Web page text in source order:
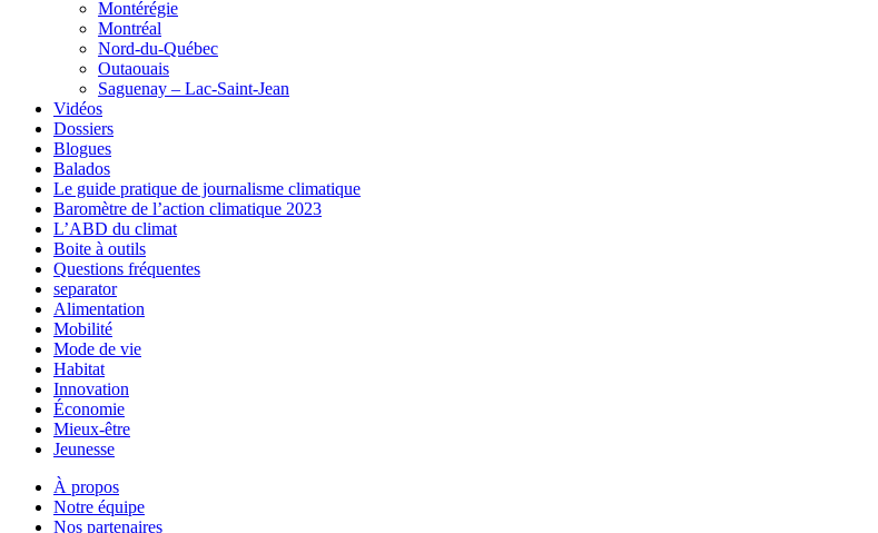
Montérégie
Montréal
Nord-du-Québec
Outaouais
Saguenay – Lac-Saint-Jean
Vidéos
Dossiers
Blogues
Balados
Le guide pratique de journalisme climatique
Baromètre de l’action climatique 2023
L’ABD du climat
Boite à outils
Questions fréquentes
separator
Alimentation
Mobilité
Mode de vie
Habitat
Innovation
Économie
Mieux-être
Jeunesse
À propos
Notre équipe
Nos partenaires